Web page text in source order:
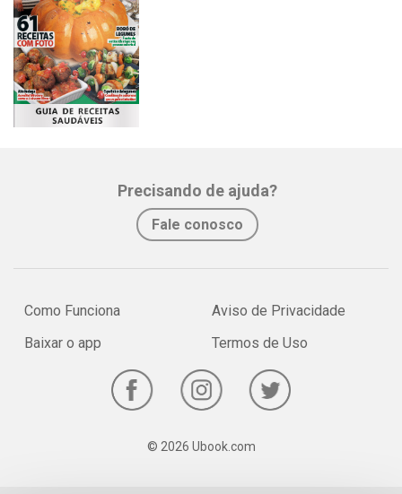
Precisando de ajuda?
Fale conosco
Como Funciona
Baixar o app
Aviso de Privacidade
Termos de Uso
© 2026 Ubook.com